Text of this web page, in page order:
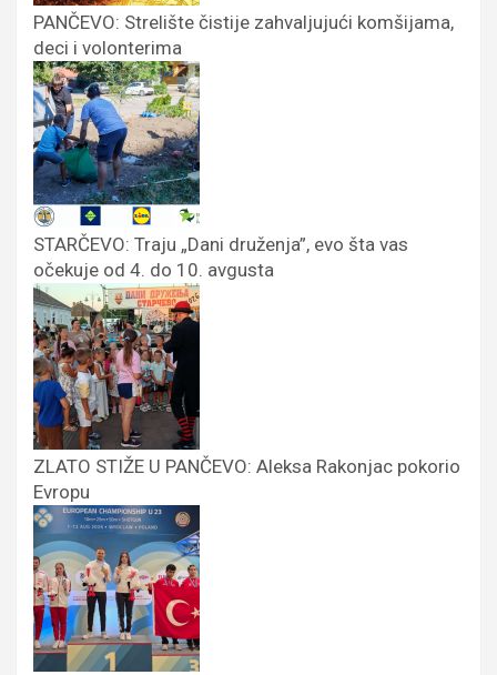
PANČEVO: Strelište čistije zahvaljujući komšijama,
deci i volonterima
STARČEVO: Traju „Dani druženja”, evo šta vas
očekuje od 4. do 10. avgusta
ZLATO STIŽE U PANČEVO: Aleksa Rakonjac pokorio
Evropu